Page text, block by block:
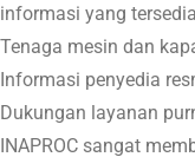
informasi yang
Tenaga mesin dan
Informasi penyedia
Dukungan layanan
INAPROC sangat